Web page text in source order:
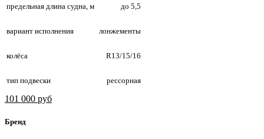
предельная длина судна, м до 5,5
вариант исполнения лонжементы
колёса R13/15/16
тип подвески рессорная
101 000 руб
Бренд